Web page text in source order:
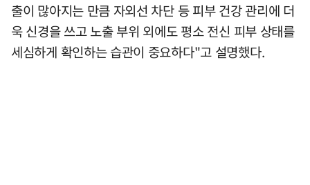
출이 많아지는 만큼 자외선 차단 등 피부 건강 관리에 더
욱 신경을 쓰고 노출 부위 외에도 평소 전신 피부 상태를
세심하게 확인하는 습관이 중요하다"고 설명했다.